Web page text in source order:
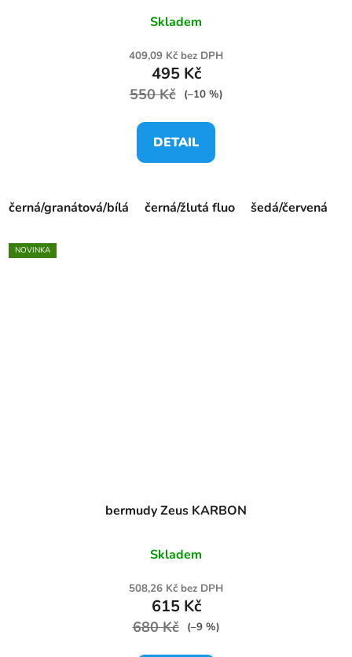
Skladem
409,09 Kč bez DPH
495 Kč
550 Kč (–10 %)
DETAIL
černá/granátová/bílá černá/žlutá fluo šedá/červená
NOVINKA
bermudy Zeus KARBON
Skladem
508,26 Kč bez DPH
615 Kč
680 Kč (–9 %)